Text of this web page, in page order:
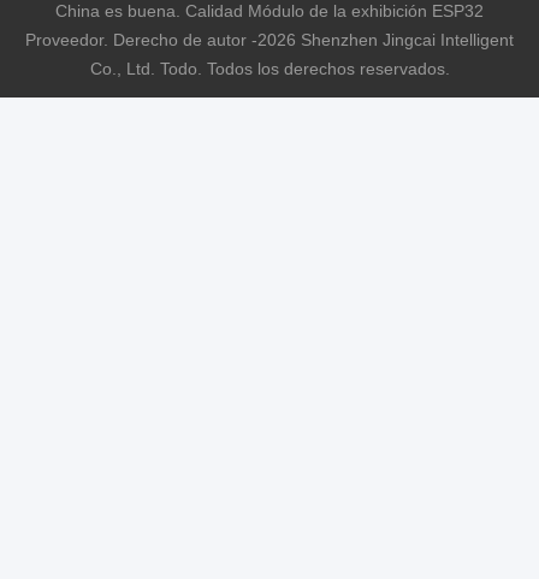
China es buena. Calidad Módulo de la exhibición ESP32
Proveedor. Derecho de autor -2026 Shenzhen Jingcai Intelligent
Co., Ltd. Todo. Todos los derechos reservados.